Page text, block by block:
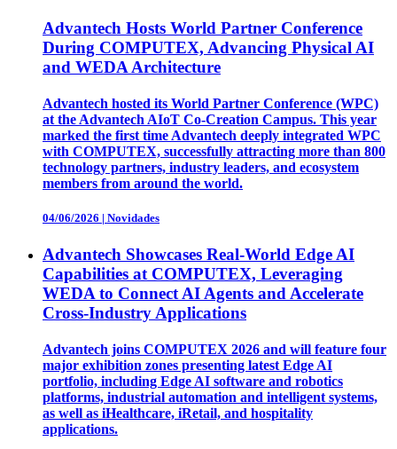
Advantech Hosts World Partner Conference
During COMPUTEX, Advancing Physical AI
and WEDA Architecture
Advantech hosted its World Partner Conference (WPC)
at the Advantech AIoT Co-Creation Campus. This year
marked the first time Advantech deeply integrated WPC
with COMPUTEX, successfully attracting more than 800
technology partners, industry leaders, and ecosystem
members from around the world.
04/06/2026 | Novidades
Advantech Showcases Real-World Edge AI
Capabilities at COMPUTEX, Leveraging
WEDA to Connect AI Agents and Accelerate
Cross-Industry Applications
Advantech joins COMPUTEX 2026 and will feature four
major exhibition zones presenting latest Edge AI
portfolio, including Edge AI software and robotics
platforms, industrial automation and intelligent systems,
as well as iHealthcare, iRetail, and hospitality
applications.